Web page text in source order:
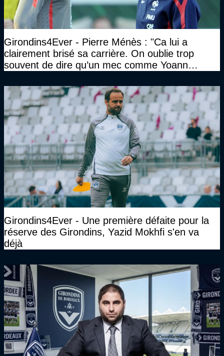
Girondins4Ever - Pierre Ménès : "Ca lui a
clairement brisé sa carrière. On oublie trop
souvent de dire qu’un mec comme Yoann
Girondins4Ever - Une première défaite pour la
réserve des Girondins, Yazid Mokhfi s'en va
déjà